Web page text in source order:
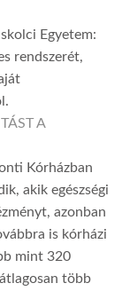
Egyetem:
rendszerét,
A
Kórházban
akik egészségi
azonban
is kórházi
mint 320
több